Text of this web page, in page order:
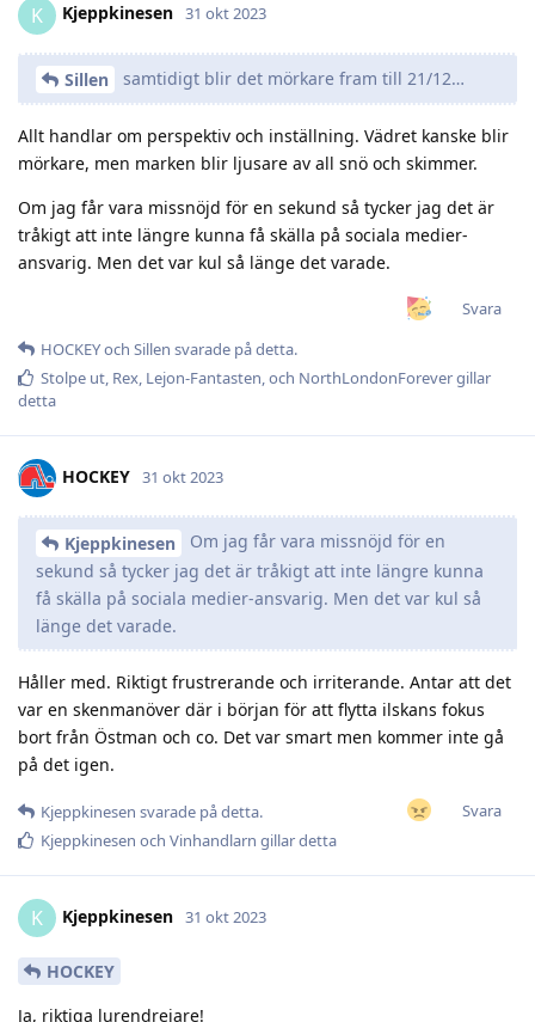
K Kjeppkinesen 31 okt 2023
Sillen samtidigt blir det mörkare fram till 21/12…
Allt handlar om perspektiv och inställning. Vädret kanske blir
mörkare, men marken blir ljusare av all snö och skimmer.
Om jag får vara missnöjd för en sekund så tycker jag det är
tråkigt att inte längre kunna få skälla på sociala medier-
ansvarig. Men det var kul så länge det varade.
Svara
HOCKEYoch Sillen svarade på detta.
Stolpe ut, Rex, Lejon-Fantasten, och NorthLondonForevergillar
detta
HOCKEY 31 okt 2023
Kjeppkinesen
Om jag får vara missnöjd för en
sekund så tycker jag det är tråkigt att inte längre kunna
få skälla på sociala medier-ansvarig. Men det var kul så
länge det varade.
Håller med. Riktigt frustrerande och irriterande. Antar att det
var en skenmanöver där i början för att flytta ilskans fokus
bort från Östman och co. Det var smart men kommer inte gå
på det igen.
Svara
Kjeppkinesen svarade på detta.
Kjeppkinesen och Vinhandlarn gillar detta
K Kjeppkinesen 31 okt 2023
HOCKEY
Ja, riktiga lurendrejare!